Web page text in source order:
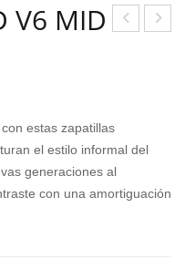
MM
SUI
Y
V6 MID
estas zapatillas
el estilo informal del
generaciones al
con una amortiguación